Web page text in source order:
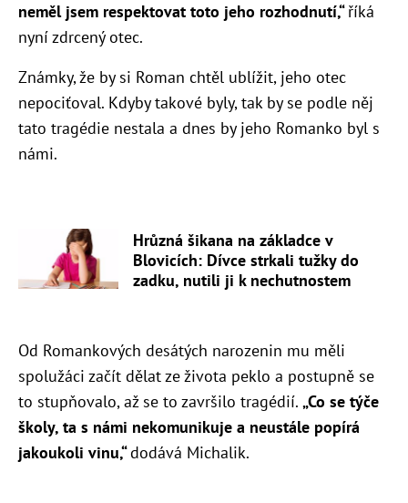
neměl jsem respektovat toto jeho rozhodnutí,“říká
nyní zdrcený otec.
Známky, že by si Roman chtěl ublížit, jeho otec
nepociťoval. Kdyby takové byly, tak by se podle něj
tato tragédie nestala a dnes by jeho Romanko byl s
námi.
Hrůzná šikana na základce v
Blovicích: Dívce strkali tužky do
zadku, nutili ji k nechutnostem
Od Romankových desátých narozenin mu měli
spolužáci začít dělat ze života peklo a postupně se
to stupňovalo, až se to završilo tragédií. „Co se týče
školy, ta s námi nekomunikuje a neustále popírá
jakoukoli vinu,“dodává Michalik.